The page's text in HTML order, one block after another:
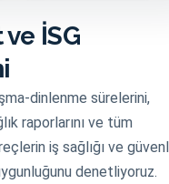
İSG
dinlenme sürelerini,
raporlarını ve tüm
iş sağlığı ve
denetliyoruz.